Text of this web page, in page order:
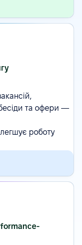
,
та офери —
роботу